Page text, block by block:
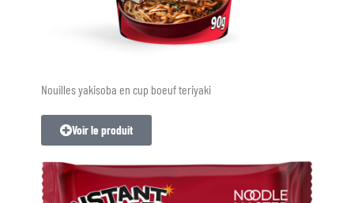
Nouilles yakisoba en cup boeuf teriyaki
Voir le produit